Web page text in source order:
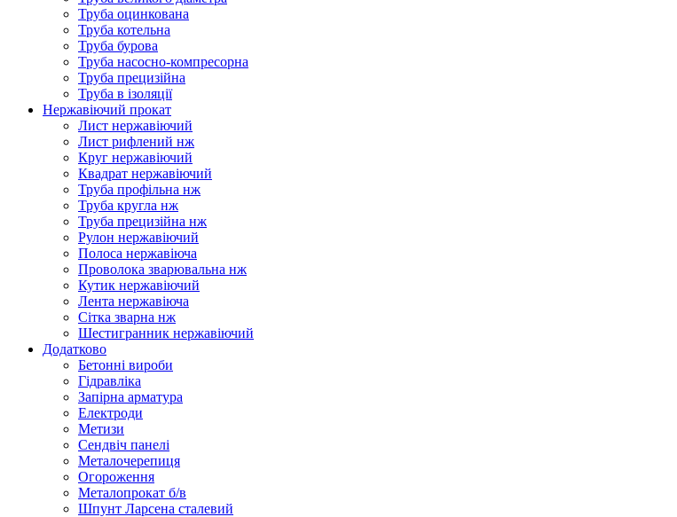
Труба оцинкована
Труба котельна
Труба бурова
Труба насосно-компресорна
Труба прецизійна
Труба в ізоляції
Нержавіючий прокат
Лист нержавіючий
Лист рифлений нж
Круг нержавіючий
Квадрат нержавіючий
Труба профільна нж
Труба кругла нж
Труба прецизійна нж
Рулон нержавіючий
Полоса нержавіюча
Проволока зварювальна нж
Кутик нержавіючий
Лента нержавіюча
Сітка зварна нж
Шестигранник нержавіючий
Додатково
Бетонні вироби
Гідравліка
Запірна арматура
Електроди
Метизи
Сендвіч панелі
Металочерепиця
Огороження
Металопрокат б/в
Шпунт Ларсена сталевий